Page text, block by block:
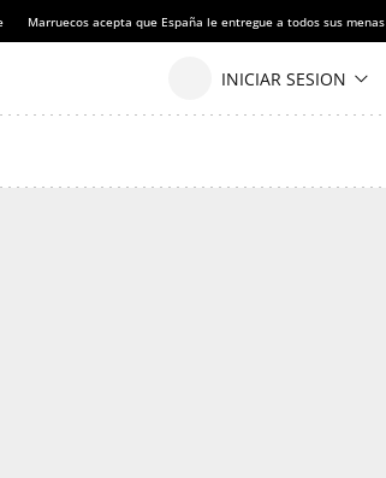
Marruecos acepta que España le entregue a todos sus menas